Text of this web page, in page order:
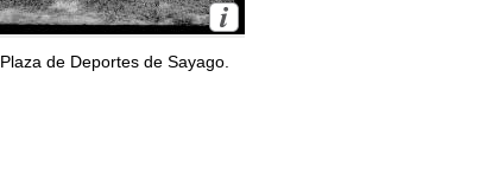
Plaza de Deportes de Sayago.